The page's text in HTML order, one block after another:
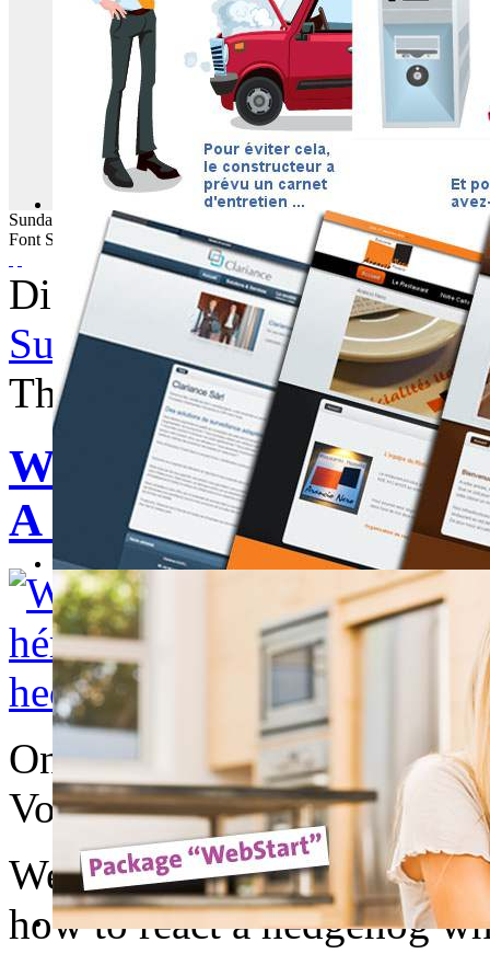
Sunday August 2026
Font Size
Displaying items by tag:
Subscribe to this RSS feed
Thursday, 06 August 2015
WebBuzz du 06/08/
A small hedgehog is
On a tous eu peur du
Voici comment réagis un
We all had fear of the
how to react a hedgehog